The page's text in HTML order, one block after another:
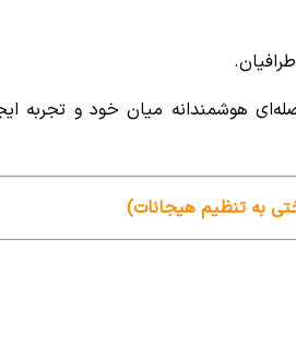
هوشمندانه میان خود و تجربه
به تنظیم هیجانات)